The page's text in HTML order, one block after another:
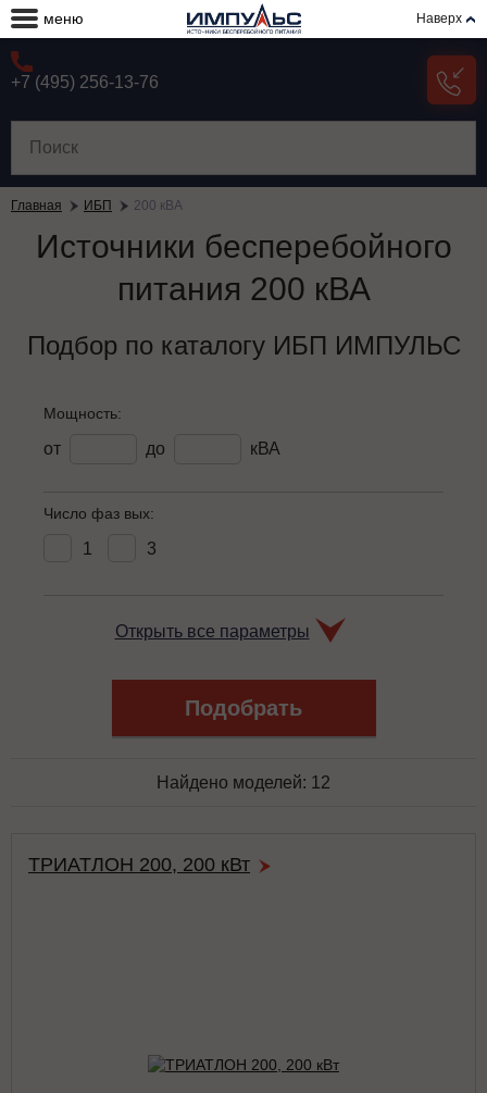
меню Наверх
+7 (495) 256-13-76
Главная ИБП 200 кВА
Источники бесперебойного
питания 200 кВА
Подбор по каталогу ИБП ИМПУЛЬС
Мощность:
от до кВА
Число фаз вых:
1 3
Открыть все параметры
Найдено моделей: 12
ТРИАТЛОН 200, 200 кВт